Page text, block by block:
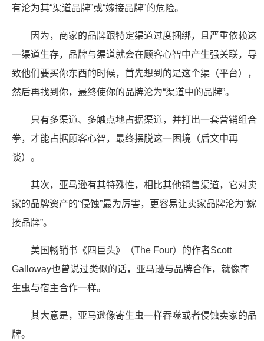
有沦为其“渠道品牌”或“嫁接品牌”的危险。
因为，商家的品牌跟特定渠道过度捆绑，且严重依赖这
一渠道生存，品牌与渠道就会在顾客心智中产生强关联，导
致他们要买你东西的时候，首先想到的是这个渠（平台），
然后再找到你，最终使你的品牌沦为“渠道中的品牌”。
只有多渠道、多触点地占据渠道，并打出一套营销组合
拳，才能占据顾客心智，最终摆脱这一困境（后文中再
谈）。
其次，亚马逊有其特殊性，相比其他销售渠道，它对卖
家的品牌资产的“侵蚀”最为厉害，更容易让卖家品牌沦为“嫁
接品牌”。
美国畅销书《四巨头》（The Four）的作者Scott
Galloway也曾说过类似的话，亚马逊与品牌合作，就像寄
生虫与宿主合作一样。
其大意是，亚马逊像寄生虫一样吞噬或者侵蚀卖家的品
牌。